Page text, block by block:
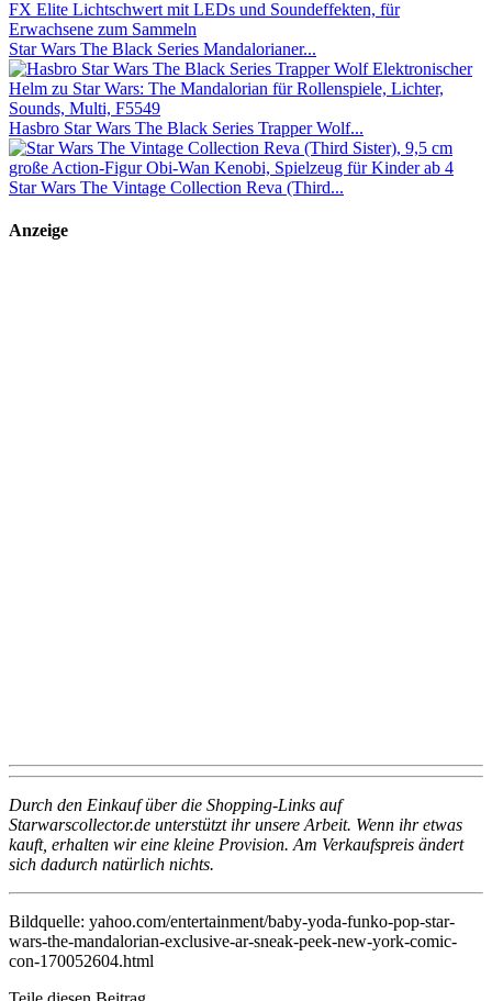
Star Wars The Black Series Mandalorianer...
Hasbro Star Wars The Black Series Trapper Wolf...
Star Wars The Vintage Collection Reva (Third...
Anzeige
Durch den Einkauf über die Shopping-Links auf
Starwarscollector.de unterstützt ihr unsere Arbeit. Wenn ihr etwas
kauft, erhalten wir eine kleine Provision. Am Verkaufspreis ändert
sich dadurch natürlich nichts.
Bildquelle: yahoo.com/entertainment/baby-yoda-funko-pop-star-
wars-the-mandalorian-exclusive-ar-sneak-peek-new-york-comic-
con-170052604.html